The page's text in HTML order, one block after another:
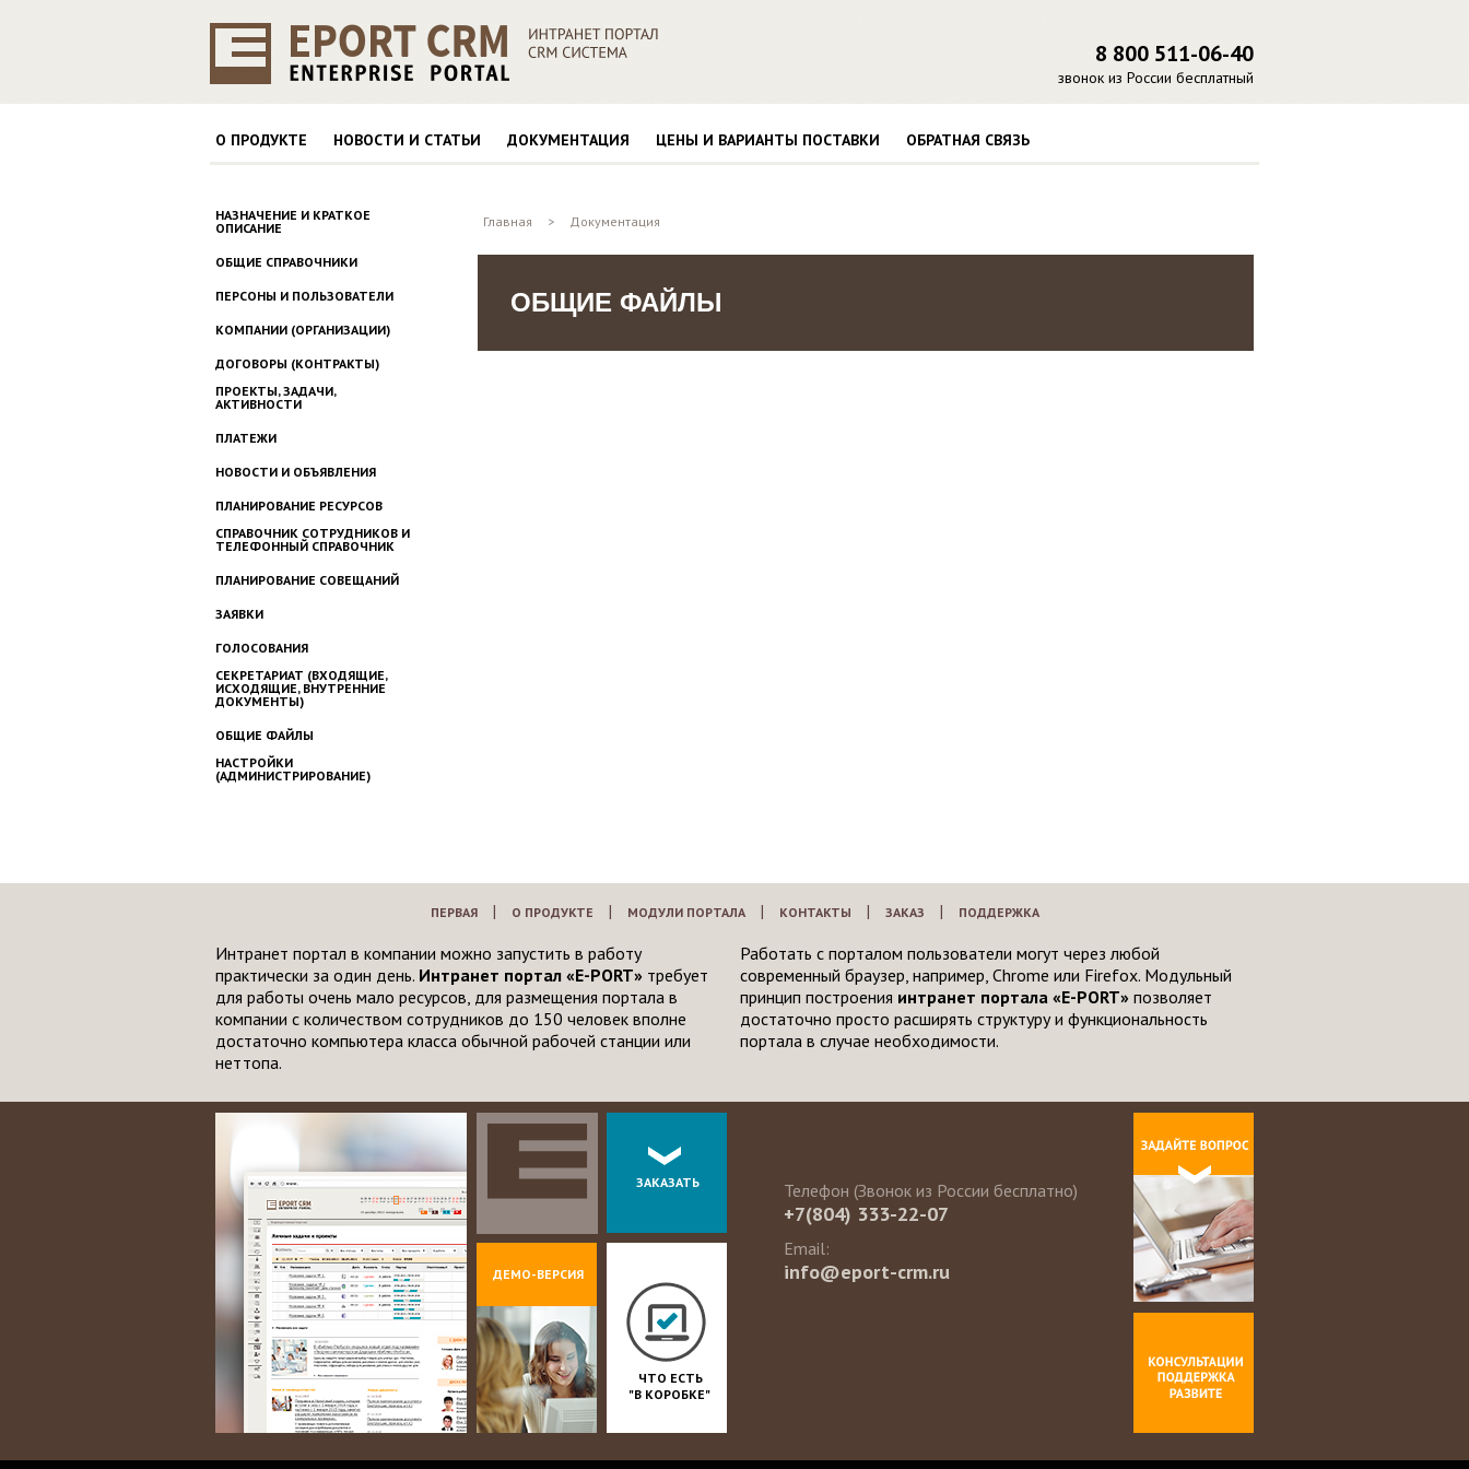
8 800 511-06-40
звонок из России бесплатный
О ПРОДУКТЕ НОВОСТИ И СТАТЬИ ДОКУМЕНТАЦИЯ ЦЕНЫ И ВАРИАНТЫ ПОСТАВКИ ОБРАТНАЯ СВЯЗЬ
НАЗНАЧЕНИЕ И КРАТКОЕ
ОПИСАНИЕ
ОБЩИЕ СПРАВОЧНИКИ
ПЕРСОНЫ И ПОЛЬЗОВАТЕЛИ
КОМПАНИИ (ОРГАНИЗАЦИИ)
ДОГОВОРЫ (КОНТРАКТЫ)
ПРОЕКТЫ, ЗАДАЧИ,
АКТИВНОСТИ
ПЛАТЕЖИ
НОВОСТИ И ОБЪЯВЛЕНИЯ
ПЛАНИРОВАНИЕ РЕСУРСОВ
СПРАВОЧНИК СОТРУДНИКОВ И
ТЕЛЕФОННЫЙ СПРАВОЧНИК
ПЛАНИРОВАНИЕ СОВЕЩАНИЙ
ЗАЯВКИ
ГОЛОСОВАНИЯ
СЕКРЕТАРИАТ (ВХОДЯЩИЕ,
ИСХОДЯЩИЕ, ВНУТРЕННИЕ
ДОКУМЕНТЫ)
ОБЩИЕ ФАЙЛЫ
НАСТРОЙКИ
(АДМИНИСТРИРОВАНИЕ)
Главная > Документация
ОБЩИЕ ФАЙЛЫ
ПЕРВАЯ | О ПРОДУКТЕ | МОДУЛИ ПОРТАЛА | КОНТАКТЫ | ЗАКАЗ | ПОДДЕРЖКА
Интранет портал в компании можно запустить в работу
практически за один день. Интранет портал «E-PORT» требует
для работы очень мало ресурсов, для размещения портала в
компании с количеством сотрудников до 150 человек вполне
достаточно компьютера класса обычной рабочей станции или
неттопа.
Работать с порталом пользователи могут через любой
современный браузер, например, Chrome или Firefox. Модульный
принцип построения интранет портала «E-PORT» позволяет
достаточно просто расширять структуру и функциональность
портала в случае необходимости.
ДЕМО-ВЕРСИЯ
ЗАКАЗАТЬ
ЧТО ЕСТЬ
"В КОРОБКЕ"
Телефон (Звонок из России бесплатно)
+7(804) 333-22-07
Email:
info@eport-crm.ru